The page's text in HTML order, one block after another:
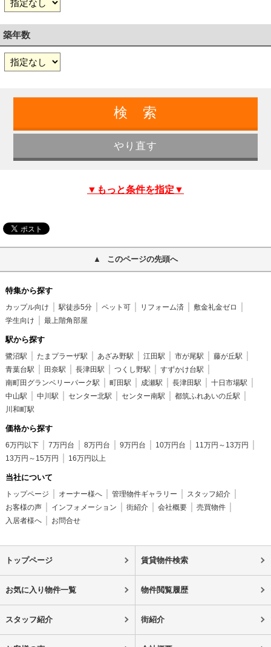
築年数
▼もっと条件を指定▼
このページの先頭へ
特集から探す
カップル向け 駅徒歩5分 ペット可 リフォーム済
敷金礼金ゼロ
学生向け
最上階角部屋
駅から探す
鷺沼駅 たまプラーザ駅 あざみ野駅 江田駅 市が尾駅
藤が丘駅
青葉台駅
田奈駅 長津田駅 つくし野駅
すずかけ台駅
南町田グランベリーパーク駅
町田駅 成瀬駅 長津田駅
十日市場駅
中山駅
中川駅 センター北駅 センター南駅
都筑ふれあいの丘駅
川和町駅
価格から探す
6万円以下 7万円台 8万円台 9万円台 10万円台
11万円～13万円
13万円～15万円
16万円以上
当社について
トップページ オーナー様へ 管理物件ギャラリー
スタッフ紹介
お客様の声
インフォメーション 街紹介 会社概要
売買物件
入居者様へ
お問合せ
トップページ 賃貸物件検索
お気に入り物件一覧 物件閲覧履歴
スタッフ紹介 街紹介